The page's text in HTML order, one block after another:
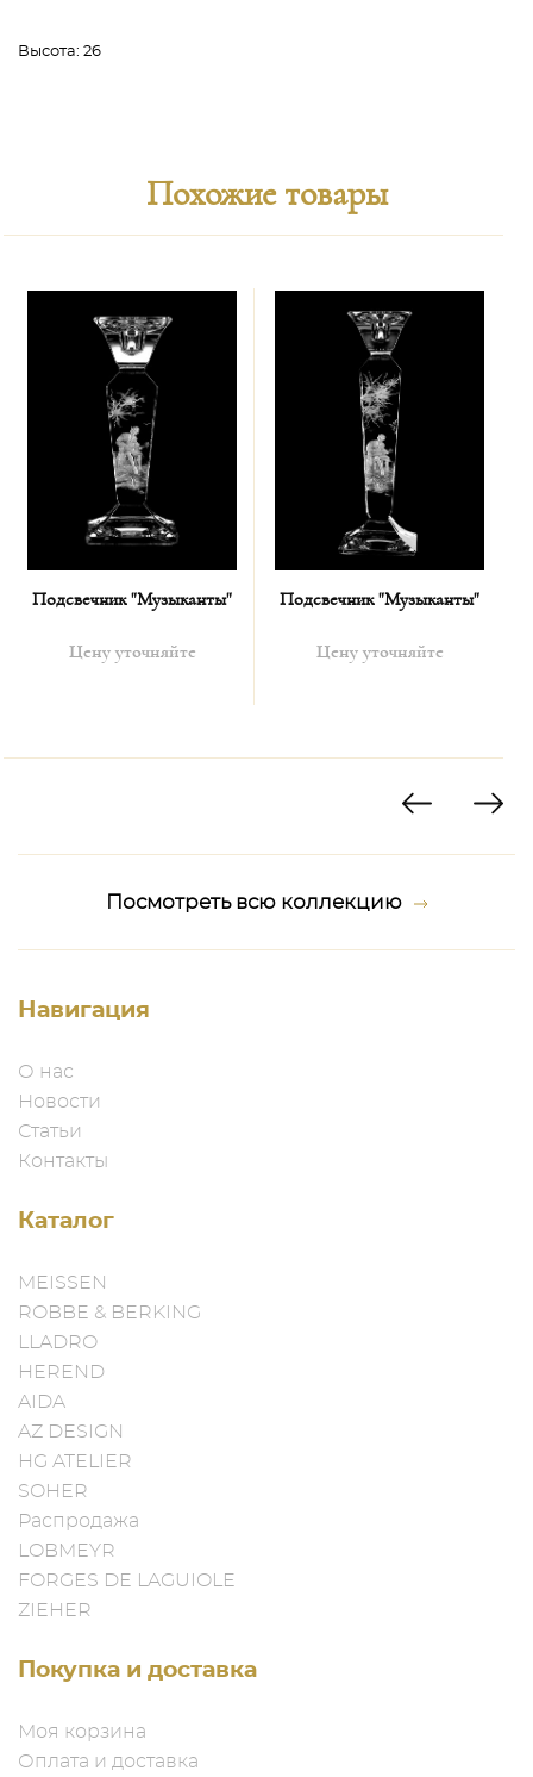
Высота: 26
Похожие товары
Подсвечник "Музыканты"
Цену уточняйте
Подсвечник "Музыканты"
Цену уточняйте
Посмотреть всю коллекцию
Навигация
О нас
Новости
Статьи
Контакты
Каталог
MEISSEN
ROBBE & BERKING
LLADRO
HEREND
AIDA
AZ DESIGN
HG ATELIER
SOHER
Распродажа
LOBMEYR
FORGES DE LAGUIOLE
ZIEHER
Покупка и доставка
Моя корзина
Оплата и доставка